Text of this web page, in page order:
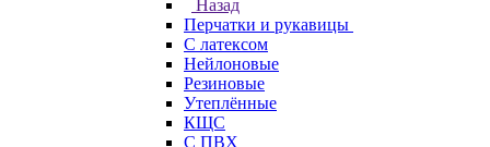
Назад
Перчатки и рукавицы
С латексом
Нейлоновые
Резиновые
Утеплённые
КЩС
С ПВХ